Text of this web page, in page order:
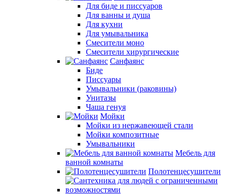
Для биде и писсуаров
Для ванны и душа
Для кухни
Для умывальника
Смесители моно
Смесители хирургические
Санфаянс
Биде
Писсуары
Умывальники (раковины)
Унитазы
Чаша генуя
Мойки
Мойки из нержавеющей стали
Мойки композитные
Умывальники
Мебель для
ванной комнаты
Полотенцесушители